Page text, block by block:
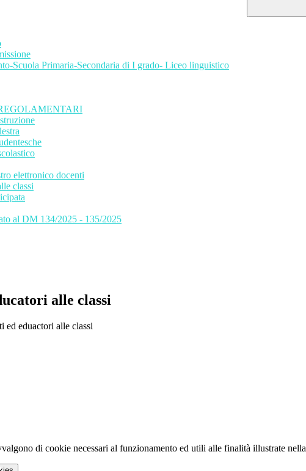
Scuola Primaria-Secondaria di I grado- Liceo linguistico
elettronico docenti
classi
al DM 134/2025 - 135/2025
alle classi
ed eduactori alle classi
di cookie necessari al funzionamento ed utili alle finalità illustrate nella